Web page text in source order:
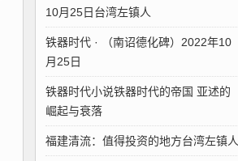
10月25日台湾左镇人
铁器时代 · （南诏德化碑）2022年10
月25日
铁器时代小说铁器时代的帝国 亚述的
崛起与衰落
福建清流：值得投资的地方台湾左镇人